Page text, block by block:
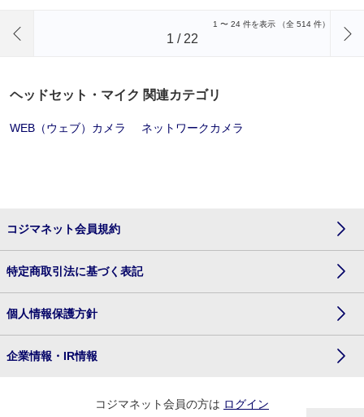
1 〜 24 件を表示 （全 514 件）
1 / 22
ヘッドセット・マイク 関連カテゴリ
WEB（ウェブ）カメラ ネットワークカメラ
コジマネット会員規約
特定商取引法に基づく表記
個人情報保護方針
企業情報・IR情報
コジマネット会員の方は ログイン